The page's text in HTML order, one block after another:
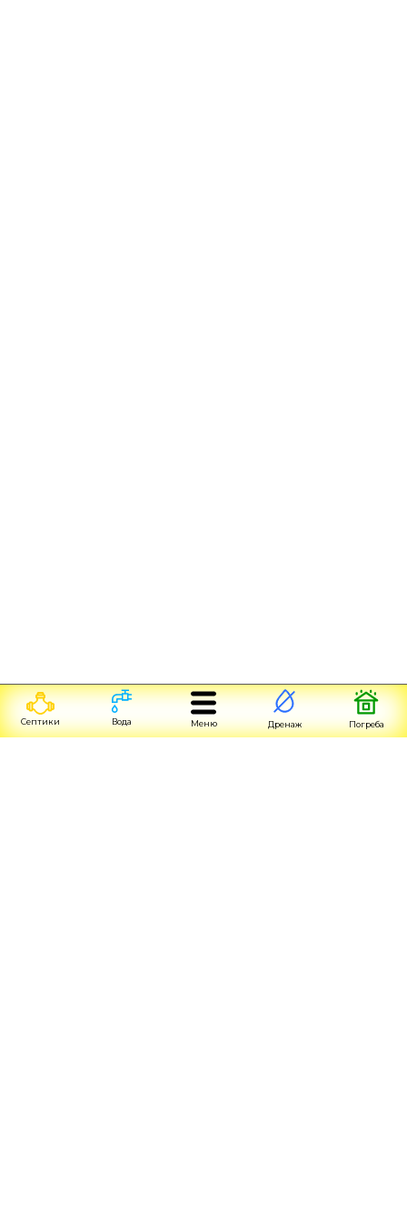
Септики Вода Меню Дренаж Погреба